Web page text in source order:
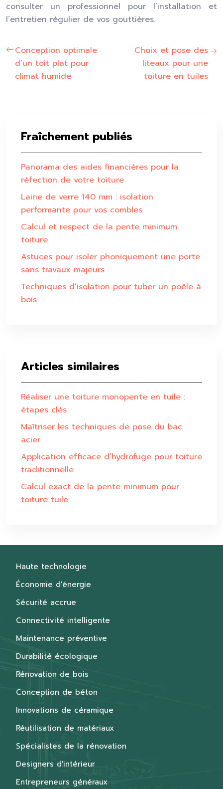
consulter un professionnel pour l’installation et
l’entretien régulier de vos gouttières.
Conception optimale
d’un toit plat pour
climat humide
Choix et pose des
liteaux pour une
toiture en tuiles
Fraîchement publiés
Panorama des aides financières pour la
réfection de votre toiture
Laine de verre 140 mm : isolation
performante pour vos combles
Calcul et respect de la pente minimum
toiture
Astuces pour isoler phoniquement une porte
sans travaux majeurs
Techniques d’isolation pour tuber un poêle à
bois
Articles similaires
Réaliser une toiture monopente en tuile :
étapes clés
Maîtriser les techniques de pose du bac
acier
Application efficace d’hydrofuge pour toiture
traditionnelle
Calcul exact de la pente minimum pour
toiture tuile
Haute technologie
Économie d'énergie
Sécurité accrue
Connectivité intelligente
Maintenance préventive
Durabilité écologique
Rénovation de bois
Conception de béton
Innovations de céramique
Réutilisation de matériaux
Spécialistes de la rénovation
Designers d'intérieur
Entrepreneurs généraux